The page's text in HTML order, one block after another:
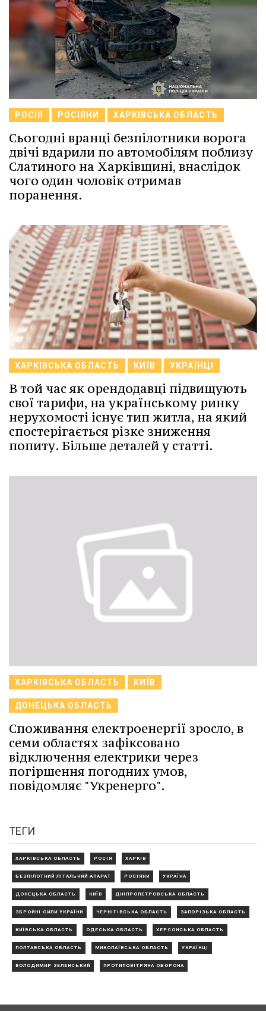
РОСІЯ РОСІЯНИ ХАРКІВСЬКА ОБЛАСТЬ
Сьогодні вранці безпілотники ворога
двічі вдарили по автомобілям поблизу
Слатиного на Харківщині, внаслідок
чого один чоловік отримав
поранення.
ХАРКІВСЬКА ОБЛАСТЬ КИЇВ УКРАЇНЦІ
В той час як орендодавці підвищують
свої тарифи, на українському ринку
нерухомості існує тип житла, на який
спостерігається різке зниження
попиту. Більше деталей у статті.
ХАРКІВСЬКА ОБЛАСТЬ КИЇВ
ДОНЕЦЬКА ОБЛАСТЬ
Споживання електроенергії зросло, в
семи областях зафіксовано
відключення електрики через
погіршення погодних умов,
повідомляє "Укренерго".
ТЕГИ
ХАРКІВСЬКА ОБЛАСТЬ РОСІЯ ХАРКІВ
БЕЗПІЛОТНИЙ ЛІТАЛЬНИЙ АПАРАТ РОСІЯНИ УКРАЇНА
ДОНЕЦЬКА ОБЛАСТЬ КИЇВ ДНІПРОПЕТРОВСЬКА ОБЛАСТЬ
ЗБРОЙНІ СИЛИ УКРАЇНИ ЧЕРНІГІВСЬКА ОБЛАСТЬ ЗАПОРІЗЬКА ОБЛАСТЬ
КИЇВСЬКА ОБЛАСТЬ ОДЕСЬКА ОБЛАСТЬ ХЕРСОНСЬКА ОБЛАСТЬ
ПОЛТАВСЬКА ОБЛАСТЬ МИКОЛАЇВСЬКА ОБЛАСТЬ УКРАЇНЦІ
ВОЛОДИМИР ЗЕЛЕНСЬКИЙ ПРОТИПОВІТРЯНА ОБОРОНА